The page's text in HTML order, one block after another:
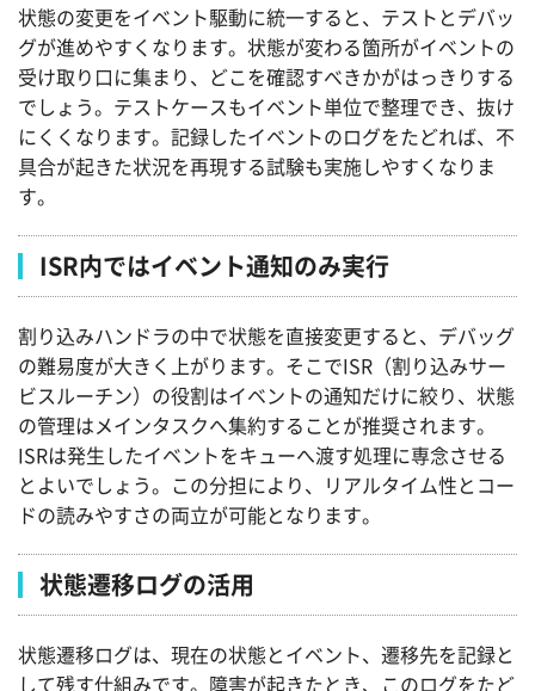
状態の変更をイベント駆動に統一すると、テストとデバッ
グが進めやすくなります。状態が変わる箇所がイベントの
受け取り口に集まり、どこを確認すべきかがはっきりする
でしょう。テストケースもイベント単位で整理でき、抜け
にくくなります。記録したイベントのログをたどれば、不
具合が起きた状況を再現する試験も実施しやすくなりま
す。
ISR内ではイベント通知のみ実行
割り込みハンドラの中で状態を直接変更すると、デバッグ
の難易度が大きく上がります。そこでISR（割り込みサー
ビスルーチン）の役割はイベントの通知だけに絞り、状態
の管理はメインタスクへ集約することが推奨されます。
ISRは発生したイベントをキューへ渡す処理に専念させる
とよいでしょう。この分担により、リアルタイム性とコー
ドの読みやすさの両立が可能となります。
状態遷移ログの活用
状態遷移ログは、現在の状態とイベント、遷移先を記録と
して残す仕組みです。障害が起きたとき、このログをたど